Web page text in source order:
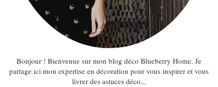
Bonjour ! Bienvenue sur mon blog déco Blueberry Home. Je
partage ici mon expertise en décoration pour vous inspirer et vous
livrer des astuces déco...